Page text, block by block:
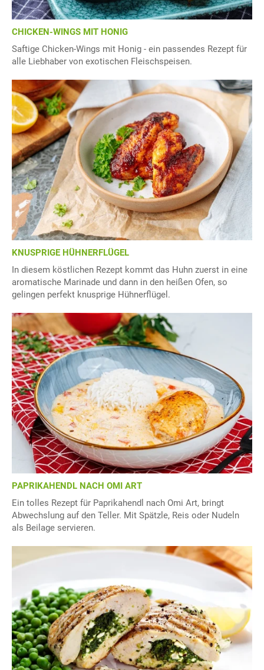
CHICKEN-WINGS MIT HONIG
Saftige Chicken-Wings mit Honig - ein passendes Rezept für
alle Liebhaber von exotischen Fleischspeisen.
KNUSPRIGE HÜHNERFLÜGEL
In diesem köstlichen Rezept kommt das Huhn zuerst in eine
aromatische Marinade und dann in den heißen Ofen, so
gelingen perfekt knusprige Hühnerflügel.
PAPRIKAHENDL NACH OMI ART
Ein tolles Rezept für Paprikahendl nach Omi Art, bringt
Abwechslung auf den Teller. Mit Spätzle, Reis oder Nudeln
als Beilage servieren.